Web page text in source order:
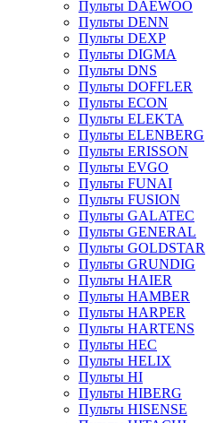
Пульты DAEWOO
Пульты DENN
Пульты DEXP
Пульты DIGMA
Пульты DNS
Пульты DOFFLER
Пульты ECON
Пульты ELEKTA
Пульты ELENBERG
Пульты ERISSON
Пульты EVGO
Пульты FUNAI
Пульты FUSION
Пульты GALATEC
Пульты GENERAL
Пульты GOLDSTAR
Пульты GRUNDIG
Пульты HAIER
Пульты HAMBER
Пульты HARPER
Пульты HARTENS
Пульты HEC
Пульты HELIX
Пульты HI
Пульты HIBERG
Пульты HISENSE